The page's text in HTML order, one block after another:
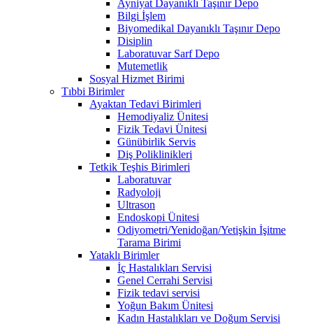
Ayniyat Dayanıklı Taşınır Depo
Bilgi İşlem
Biyomedikal Dayanıklı Taşınır Depo
Disiplin
Laboratuvar Sarf Depo
Mutemetlik
Sosyal Hizmet Birimi
Tıbbi Birimler
Ayaktan Tedavi Birimleri
Hemodiyaliz Ünitesi
Fizik Tedavi Ünitesi
Günübirlik Servis
Diş Poliklinikleri
Tetkik Teşhis Birimleri
Laboratuvar
Radyoloji
Ultrason
Endoskopi Ünitesi
Odiyometri/Yenidoğan/Yetişkin İşitme
Tarama Birimi
Yataklı Birimler
İç Hastalıkları Servisi
Genel Cerrahi Servisi
Fizik tedavi servisi
Yoğun Bakım Ünitesi
Kadın Hastalıkları ve Doğum Servisi